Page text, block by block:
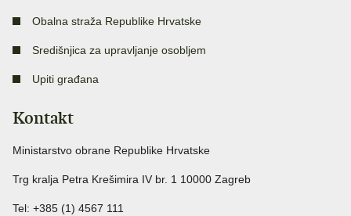
Obalna straža Republike Hrvatske
Središnjica za upravljanje osobljem
Upiti građana
Kontakt
Ministarstvo obrane Republike Hrvatske
Trg kralja Petra Krešimira IV br. 1 10000 Zagreb
Tel: +385 (1) 4567 111